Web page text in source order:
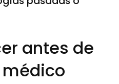
antes de